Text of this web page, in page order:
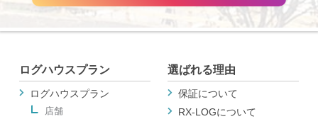
ログハウスプラン
ログハウスプラン
店舗
選ばれる理由
保証について
RX-LOGについて